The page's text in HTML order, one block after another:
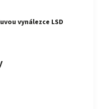
vynálezce LSD